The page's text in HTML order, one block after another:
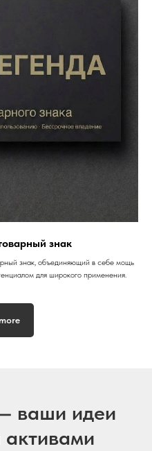
знак
знак, объединяющий в себе мощь
для широкого применения.
ваши идеи
активами